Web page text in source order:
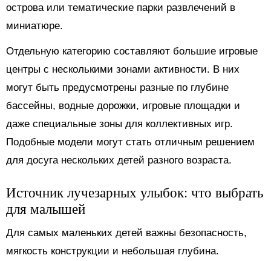
острова или тематические парки развлечений в
миниатюре.
Отдельную категорию составляют большие игровые
центры с несколькими зонами активности. В них
могут быть предусмотрены разные по глубине
бассейны, водные дорожки, игровые площадки и
даже специальные зоны для коллективных игр.
Подобные модели могут стать отличным решением
для досуга нескольких детей разного возраста.
Источник лучезарных улыбок: что выбрать
для малышей
Для самых маленьких детей важны безопасность,
мягкость конструкции и небольшая глубина.